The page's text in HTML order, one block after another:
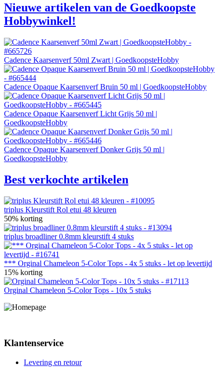
Nieuwe artikelen van de Goedkoopste
Hobbywinkel!
Cadence Kaarsenverf 50ml Zwart | GoedkoopsteHobby
Cadence Opaque Kaarsenverf Bruin 50 ml | GoedkoopsteHobby
Cadence Opaque Kaarsenverf Licht Grijs 50 ml |
GoedkoopsteHobby
Cadence Opaque Kaarsenverf Donker Grijs 50 ml |
GoedkoopsteHobby
Best verkochte artikelen
triplus Kleurstift Rol etui 48 kleuren
50% korting
triplus broadliner 0.8mm kleurstift 4 stuks
*** Orginal Chameleon 5-Color Tops - 4x 5 stuks - let op levertijd
15% korting
Orginal Chameleon 5-Color Tops - 10x 5 stuks
Klantenservice
Levering en retour